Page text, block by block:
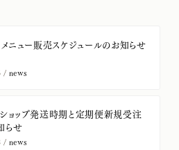
ニュー販売スケジュールのお知らせ
/ news
ショップ発送時期と定期便新規受注
らせ
/ news